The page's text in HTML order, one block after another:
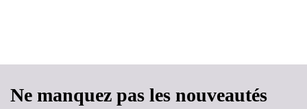
Ne manquez pas les nouveautés